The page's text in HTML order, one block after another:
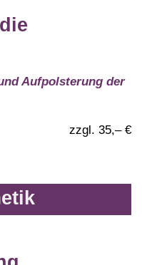
Aufpolsterung der
zzgl. 35,– €